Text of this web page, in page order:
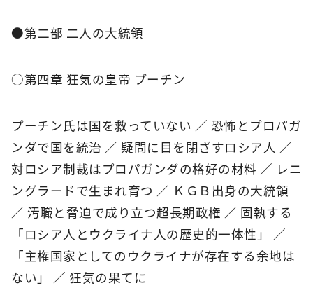
●第二部 二人の大統領
○第四章 狂気の皇帝 プーチン
プーチン氏は国を救っていない ／ 恐怖とプロパガ
ンダで国を統治 ／ 疑問に目を閉ざすロシア人 ／
対ロシア制裁はプロパガンダの格好の材料 ／ レニ
ングラードで生まれ育つ ／ ＫＧＢ出身の大統領
／ 汚職と脅迫で成り立つ超長期政権 ／ 固執する
「ロシア人とウクライナ人の歴史的一体性」 ／
「主権国家としてのウクライナが存在する余地は
ない」 ／ 狂気の果てに